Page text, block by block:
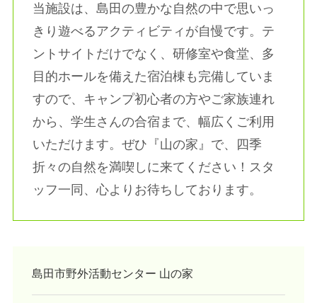
当施設は、島田の豊かな自然の中で思いっ
きり遊べるアクティビティが自慢です。テ
ントサイトだけでなく、研修室や食堂、多
目的ホールを備えた宿泊棟も完備していま
すので、キャンプ初心者の方やご家族連れ
から、学生さんの合宿まで、幅広くご利用
いただけます。ぜひ『山の家』で、四季
折々の自然を満喫しに来てください！スタ
ッフ一同、心よりお待ちしております。
島田市野外活動センター 山の家